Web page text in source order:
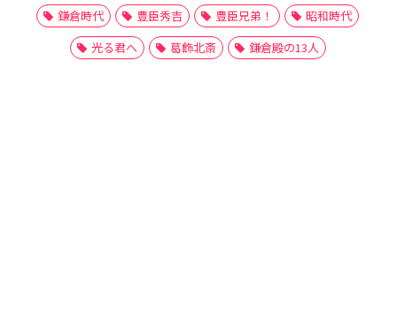
鎌倉時代
豊臣秀吉 豊臣兄弟！
昭和時代
光る君へ
葛飾北斎 鎌倉殿の13人